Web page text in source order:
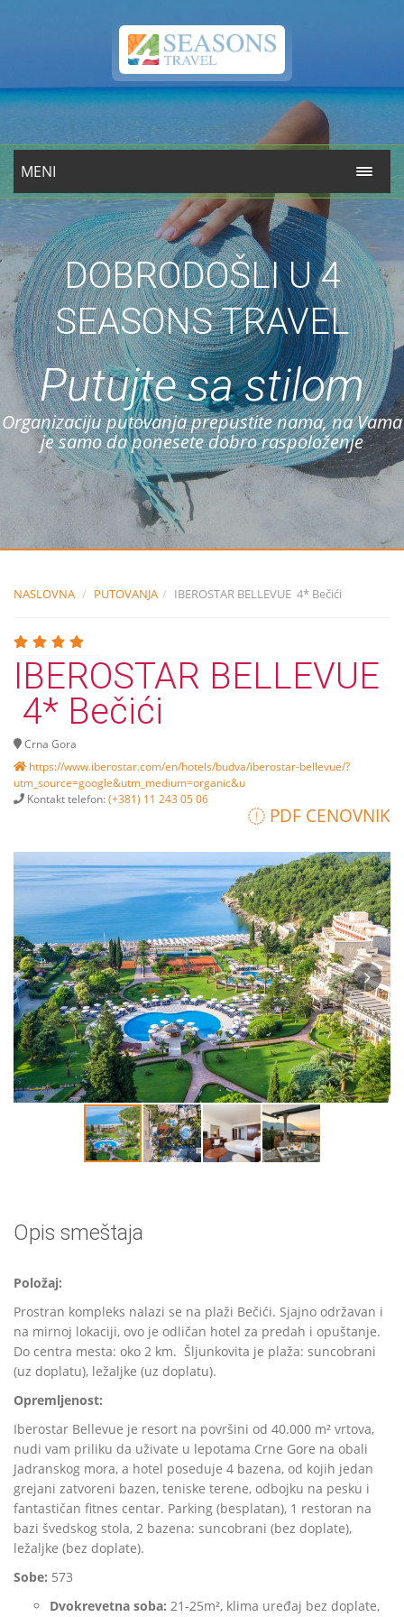
MENI
DOBRODOŠLI U 4
SEASONS TRAVEL
Putujte sa stilom
Organizaciju putovanja prepustite nama, na Vama
je samo da ponesete dobro raspoloženje
NASLOVNA PUTOVANJA IBEROSTAR BELLEVUE 4* Bečići
IBEROSTAR BELLEVUE
4* Bečići
Crna Gora
https://www.iberostar.com/en/hotels/budva/iberostar-bellevue/?
utm_source=google&utm_medium=organic&u
Kontakt telefon:(+381) 11 243 05 06
PDF CENOVNIK
Opis smeštaja
Položaj:
Prostran kompleks nalazi se na plaži Bečići. Sjajno održavan i
na mirnoj lokaciji, ovo je odličan hotel za predah i opuštanje.
Do centra mesta: oko 2 km. Šljunkovita je plaža: suncobrani
(uz doplatu), ležaljke (uz doplatu).
Opremljenost:
Iberostar Bellevue je resort na površini od 40.000 m² vrtova,
nudi vam priliku da uživate u lepotama Crne Gore na obali
Jadranskog mora, a hotel poseduje 4 bazena, od kojih jedan
grejani zatvoreni bazen, teniske terene, odbojku na pesku i
fantastičan fitnes centar. Parking (besplatan), 1 restoran na
bazi švedskog stola, 2 bazena: suncobrani (bez doplate),
ležaljke (bez doplate).
Sobe: 573
Dvokrevetna soba: 21-25m², klima uređaj bez doplate,